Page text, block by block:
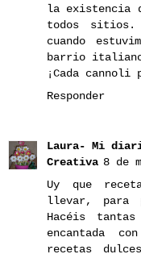
la existencia
todos sitios.
cuando
barrio
¡Cada cannoli
Responder
Laura- Mi
Creativa 8 de
Uy que
llevar, para
Hacéis
encantada
recetas